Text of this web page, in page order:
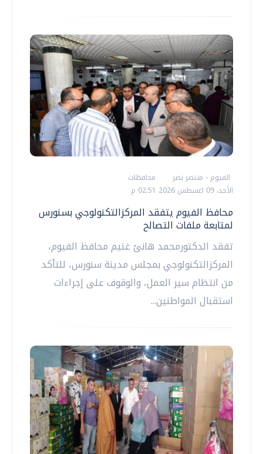
الفيوم - منتصر نصر
محافظات
الأحد، 09 اغسطس 2026 02:51 م
محافظ الفيوم يتفقد المركزالتكنولوجي بسنورس
لمتابعة ملفات التصالح
تفقد الدكتورمحمد هانئ غنيم محافظ الفيوم،
المركزالتكنولوجي بمجلس مدينة سنورس، للتأكد
من انتظام سير العمل، والوقوف على إجراءات
استقبال المواطنين...